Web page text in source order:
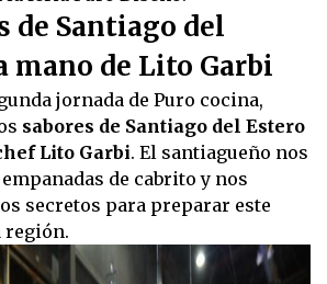
de Santiago del
mano de Lito Garbi
jornada de Puro cocina,
sabores de Santiago del Estero
Lito Garbi. El santiagueño nos
de cabrito y nos
secretos para preparar este
región.